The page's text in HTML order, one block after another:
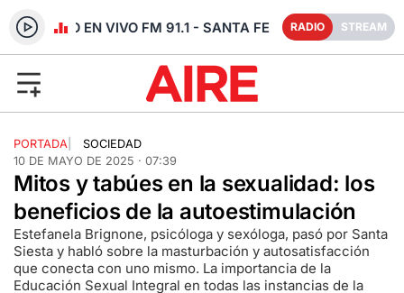
RADIO EN VIVO FM 91.1 - SANTA FE RADIO STREAM
PORTADA
SOCIEDAD
10 DE MAYO DE 2025 · 07:39
Mitos y tabúes en la sexualidad: los
beneficios de la autoestimulación
Estefanela Brignone, psicóloga y sexóloga, pasó por Santa
Siesta y habló sobre la masturbación y autosatisfacción
que conecta con uno mismo. La importancia de la
Educación Sexual Integral en todas las instancias de la